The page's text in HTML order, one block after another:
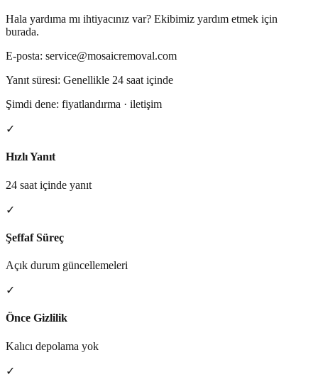
Hala yardıma mı ihtiyacınız var? Ekibimiz yardım etmek için
burada.
E-posta: service@mosaicremoval.com
Yanıt süresi: Genellikle 24 saat içinde
Şimdi dene: fiyatlandırma · iletişim
✓
Hızlı Yanıt
24 saat içinde yanıt
✓
Şeffaf Süreç
Açık durum güncellemeleri
✓
Önce Gizlilik
Kalıcı depolama yok
✓